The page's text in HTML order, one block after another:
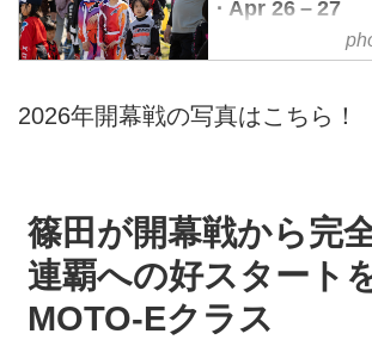
· Apr 26 – 27
Shared album ·
2026年開幕戦の写真はこちら！
篠田が開幕戦から完
連覇への好スタート
MOTO-Eクラス